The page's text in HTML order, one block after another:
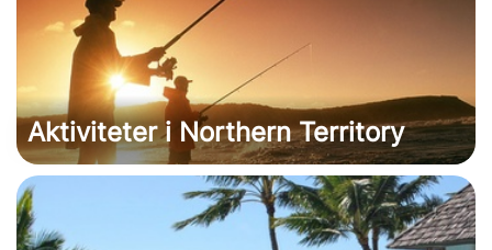
Aktiviteter i Northern Territory